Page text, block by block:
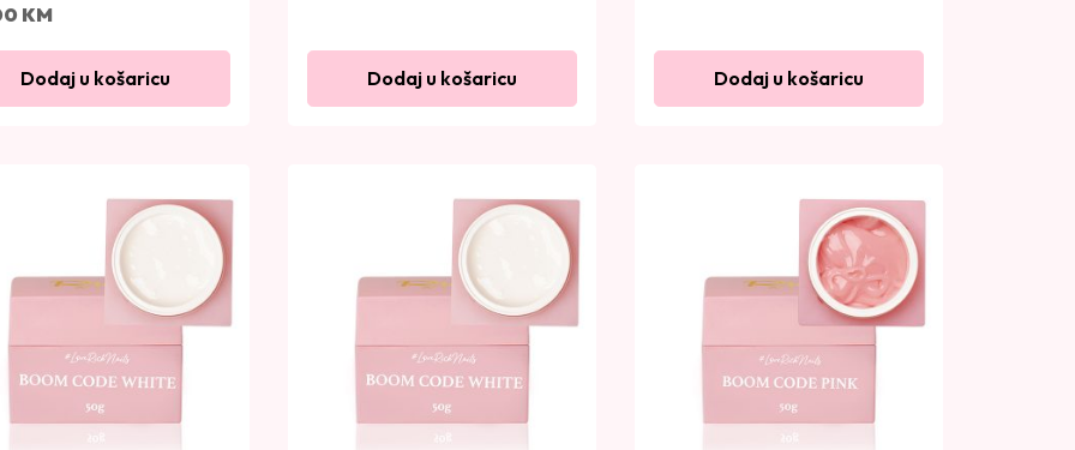
KM
Dodaj u košaricu Dodaj u košaricu Dodaj u košaricu